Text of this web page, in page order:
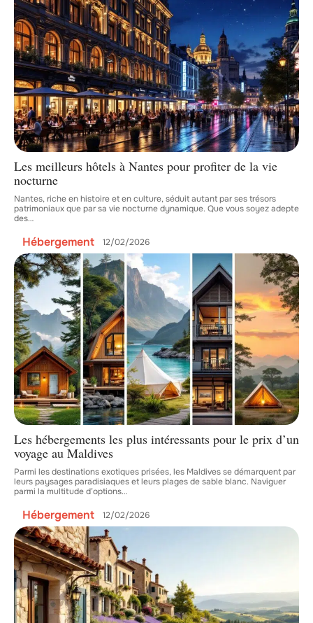
Les meilleurs hôtels à Nantes pour profiter de la vie
nocturne
Nantes, riche en histoire et en culture, séduit autant par ses trésors
patrimoniaux que par sa vie nocturne dynamique. Que vous soyez adepte
des…
Hébergement 12/02/2026
Les hébergements les plus intéressants pour le prix d’un
voyage au Maldives
Parmi les destinations exotiques prisées, les Maldives se démarquent par
leurs paysages paradisiaques et leurs plages de sable blanc. Naviguer
parmi la multitude d’options…
Hébergement 12/02/2026